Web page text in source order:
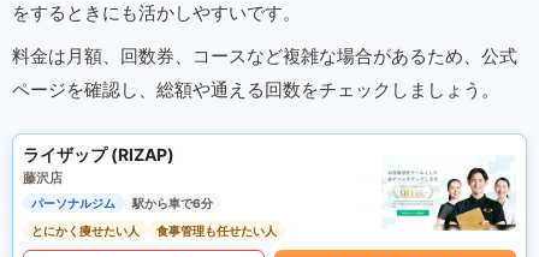
をするときにも活かしやすいです。
料金は月額、回数券、コースなど複雑な場合があるため、公式
ページを確認し、総額や通える回数をチェックしましょう。
ライザップ (RIZAP)
藤沢店
パーソナルジム
駅から車で6分
とにかく痩せたい人
食事管理も任せたい人